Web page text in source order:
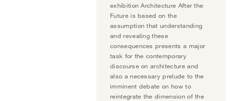
exhibition Architecture After the
Future is based on the
assumption that understanding
and revealing these
consequences presents a major
task for the contemporary
discourse on architecture and
also a necessary prelude to the
imminent debate on how to
reintegrate the dimension of the